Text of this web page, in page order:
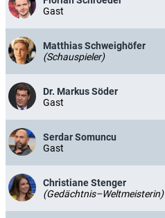
Gast
Matthias Schweighöfer
(Schauspieler)
Dr. Markus Söder
Gast
Serdar Somuncu
Gast
Christiane Stenger
(Gedächtnis–Weltmeisterin)